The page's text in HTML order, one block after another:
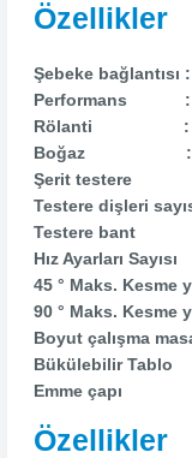
Özellikler
Şebeke bağlantısı :
Performans :
Rölanti :
Boğaz :
Şerit
Testere dişleri
Testere
Hız Ayarları
45 ° Maks. Kesme
90 ° Maks. Kesme
Boyut çalışma
Bükülebilir
Emme
Özellikler